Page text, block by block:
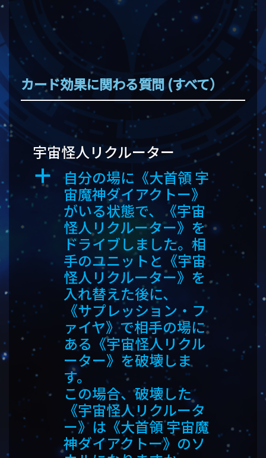
カード効果に関わる質問 (すべて）
宇宙怪人リクルーター
a
自分の場に《大首領 宇
宙魔神ダイアクトー》
がいる状態で、《宇宙
怪人リクルーター》を
ドライブしました。相
手のユニットと《宇宙
怪人リクルーター》を
入れ替えた後に、
《サプレッション・フ
ァイヤ》で相手の場に
ある《宇宙怪人リクル
ーター》を破壊しま
す。
この場合、破壊した
《宇宙怪人リクルータ
ー》は《大首領 宇宙魔
神ダイアクトー》のソ